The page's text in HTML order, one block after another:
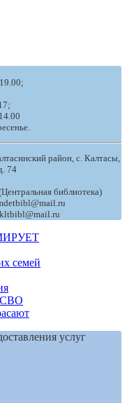
район, с. Калтасы,
74
библиотека)
семей
СВО
услуг